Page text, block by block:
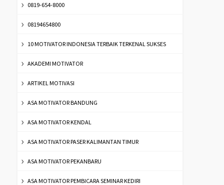
0819-654-8000
08194654800
10 MOTIVATOR INDONESIA TERBAIK TERKENAL SUKSES
AKADEMI MOTIVATOR
ARTIKEL MOTIVASI
ASA MOTIVATOR BANDUNG
ASA MOTIVATOR KENDAL
ASA MOTIVATOR PASER KALIMANTAN TIMUR
ASA MOTIVATOR PEKANBARU
ASA MOTIVATOR PEMBICARA SEMINAR KEDIRI